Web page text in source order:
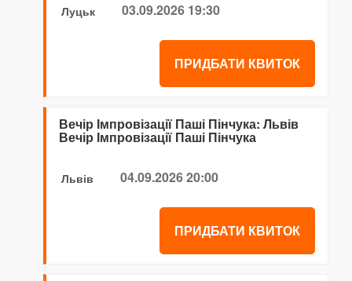
Луцьк 03.09.2026 19:30
ПРИДБАТИ КВИТОК
Вечір Імпровізації Паші Пінчука: Львів
Вечір Імпровізації Паші Пінчука
Львів 04.09.2026 20:00
ПРИДБАТИ КВИТОК